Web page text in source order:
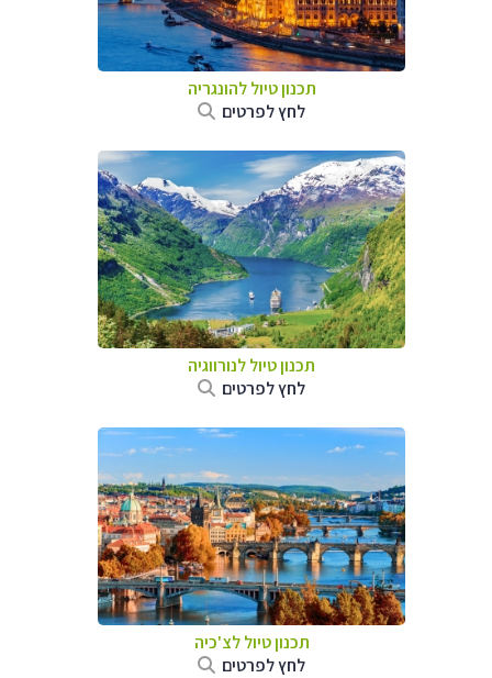
תכנון טיול להונגריה
לחץ לפרטים
תכנון טיול לנורווגיה
לחץ לפרטים
תכנון טיול לצ'כיה
לחץ לפרטים